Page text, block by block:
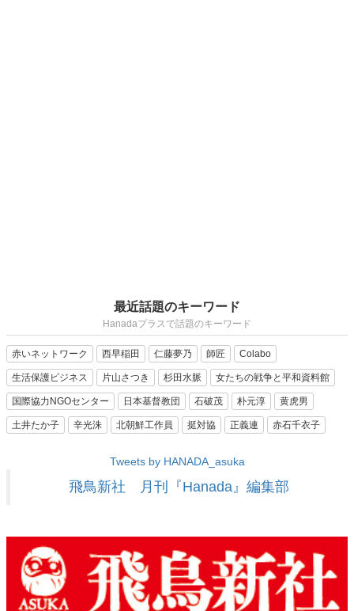
最近話題のキーワード
Hanadaプラスで話題のキーワード
赤いネットワーク 西早稲田 仁藤夢乃 師匠 Colabo
生活保護ビジネス 片山さつき 杉田水脈 女たちの戦争と平和資料館
国際協力NGOセンター 日本基督教団 石破茂 朴元淳 黄虎男
土井たか子 辛光洙 北朝鮮工作員 挺対協 正義連 赤石千衣子
Tweets by HANADA_asuka
飛鳥新社 月刊『Hanada』編集部